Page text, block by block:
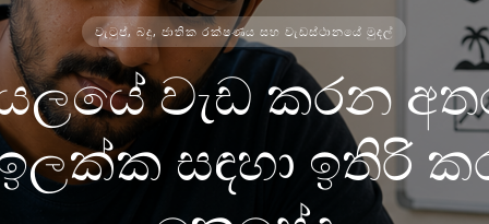
වැටුප්, බදු, ජාතික රක්ෂණය සහ වැඩස්ථානයේ මුදල්
වැඩ කරන
සඳහා ඉතිරි